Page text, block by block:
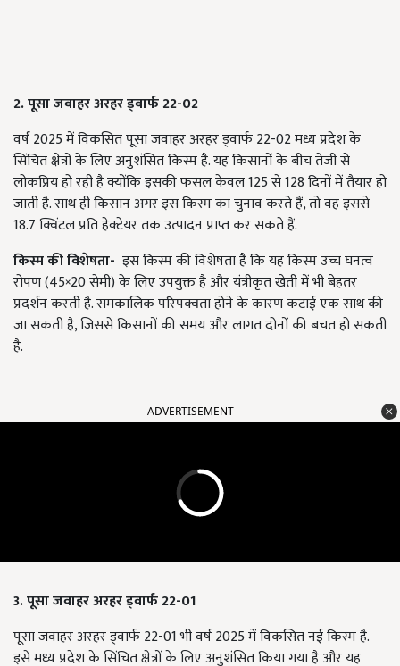
2. पूसा जवाहर अरहर ड्वार्फ 22-02
वर्ष 2025 में विकसित पूसा जवाहर अरहर ड्वार्फ 22-02 मध्य प्रदेश के
सिंचित क्षेत्रों के लिए अनुशंसित किस्म है. यह किसानों के बीच तेजी से
लोकप्रिय हो रही है क्योंकि इसकी फसल केवल 125 से 128 दिनों में तैयार हो
जाती है. साथ ही किसान अगर इस किस्म का चुनाव करते हैं, तो वह इससे
18.7 क्विंटल प्रति हेक्टेयर तक उत्पादन प्राप्त कर सकते हैं.
किस्म की विशेषता- इस किस्म की विशेषता है कि यह किस्म उच्च घनत्व
रोपण (45×20 सेमी) के लिए उपयुक्त है और यंत्रीकृत खेती में भी बेहतर
प्रदर्शन करती है. समकालिक परिपक्वता होने के कारण कटाई एक साथ की
जा सकती है, जिससे किसानों की समय और लागत दोनों की बचत हो सकती
है.
ADVERTISEMENT
3. पूसा जवाहर अरहर ड्वार्फ 22-01
पूसा जवाहर अरहर ड्वार्फ 22-01 भी वर्ष 2025 में विकसित नई किस्म है.
इसे मध्य प्रदेश के सिंचित क्षेत्रों के लिए अनुशंसित किया गया है और यह